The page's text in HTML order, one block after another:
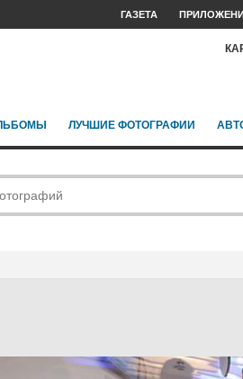
ГАЗЕТА
ЛУЧШИЕ ФОТОГРАФИИ